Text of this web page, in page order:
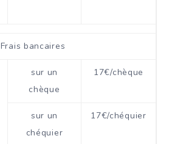
Frais bancaires
sur un
chèque
17€/chèque
sur un
chéquier
17€/chéquier